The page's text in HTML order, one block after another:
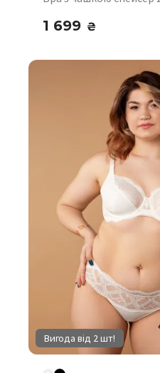
1 699 ₴
Вигода від 2 шт!